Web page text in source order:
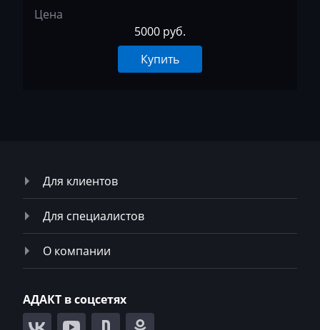
Mitsubishi
Opel
Oting
Otokar
Perkins
Цена
5000 руб.
Купить
Для клиентов
Для специалистов
О компании
АДАКТ в соцсетях